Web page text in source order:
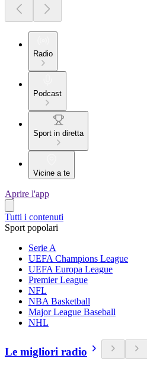
Radio
Podcast
Sport in diretta
Vicine a te
Aprire l'app
Tutti i contenuti
Sport popolari
Serie A
UEFA Champions League
UEFA Europa League
Premier League
NFL
NBA Basketball
Major League Baseball
NHL
Le migliori radio